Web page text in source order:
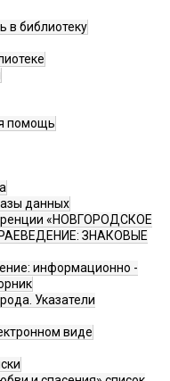
в библиотеку
помощь
данных
«НОВГОРОДСКОЕ
ЗНАКОВЫЕ
информационно -
Указатели
виде